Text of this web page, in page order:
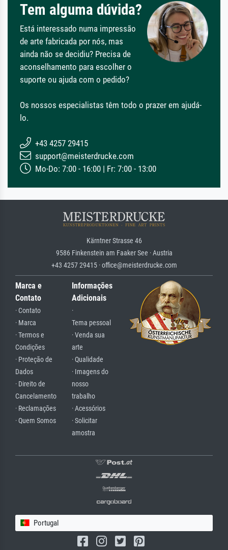
Tem alguma dúvida?
Está interessado numa impressão
de arte fabricada por nós, mas
ainda não se decidiu? Precisa de
aconselhamento para escolher o
suporte ou ajuda com o pedido?
Os nossos especialistas têm todo o prazer em ajudá-
lo.
+43 4257 29415
support@meisterdrucke.com
Mo-Do: 7:00 - 16:00 | Fr: 7:00 - 13:00
Kärntner Strasse 46
9586 Finkenstein am Faaker See · Austria
+43 4257 29415 · office@meisterdrucke.com
Marca e
Contato
· Contato
· Marca
· Termos e
Condições
· Proteção de
Dados
· Direito de
Cancelamento
· Reclamações
· Quem Somos
Informações
Adicionais
·
Tema pessoal
· Venda sua
arte
· Qualidade
· Imagens do
nosso
trabalho
· Acessórios
· Solicitar
amostra
Portugal